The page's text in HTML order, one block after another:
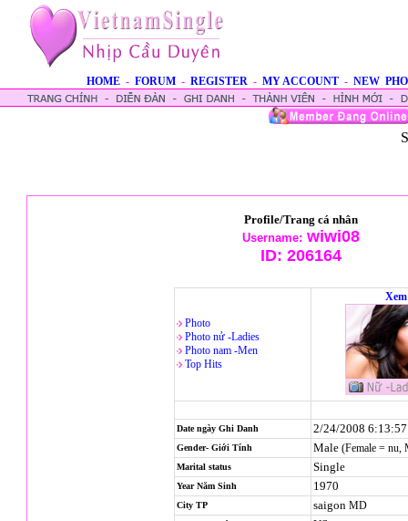
HOME - FORUM - REGISTER - MY ACCOUNT - NEW
Profile/Trang cá nhân
Username: wiwi08
ID: 206164
Photo
Photo nử -Ladies
Photo nam -Men
Top Hits
Date ngày Ghi Danh 2/24/2008
Gender- Giới Tính Male (Female = nu,
Marital status Single
Year Năm Sinh 1970
City TP saigon MD